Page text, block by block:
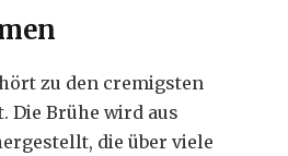
zu den cremigsten
Die Brühe wird aus
die über viele